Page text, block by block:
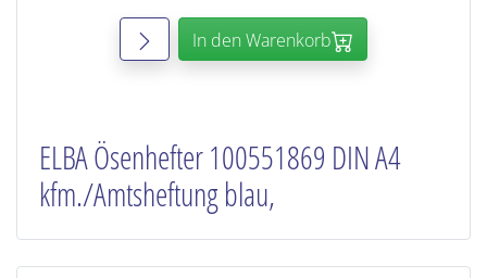
In den Warenkorb
ELBA Ösenhefter 100551869 DIN A4
kfm./Amtsheftung blau,